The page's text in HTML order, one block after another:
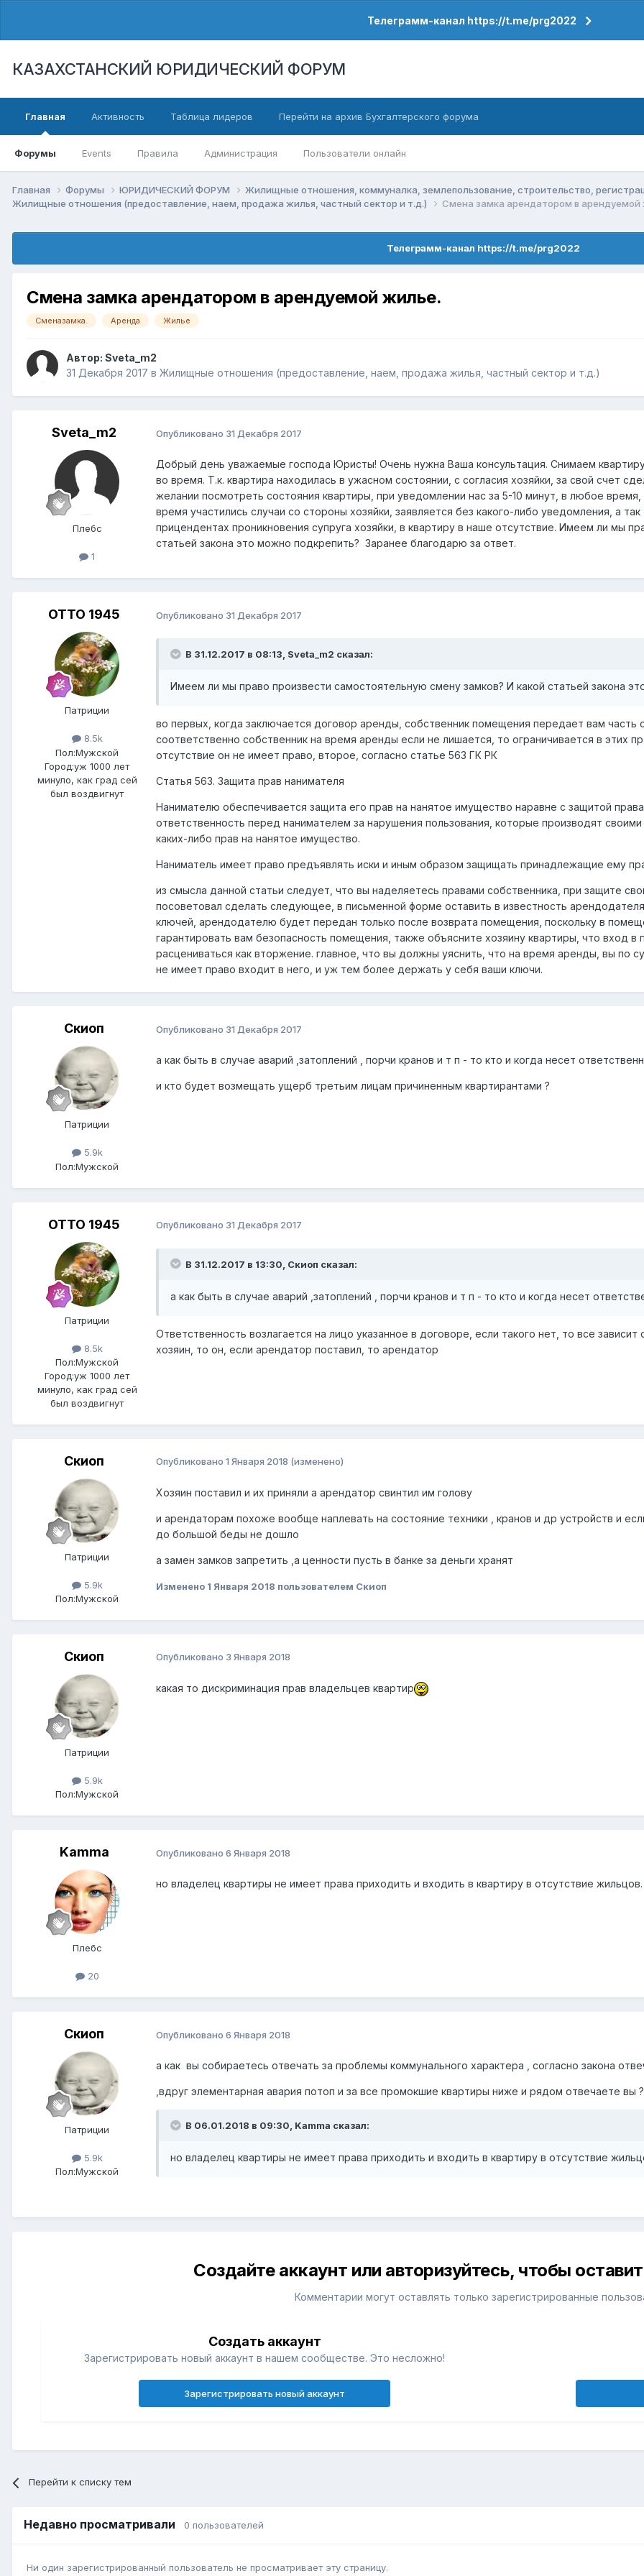
Телеграмм-канал https://t.me/prg2022
КАЗАХСТАНСКИЙ ЮРИДИЧЕСКИЙ ФОРУМ
Главная
Форумы Events Правила Администрация Пользователи онлайн
Активность Таблица лидеров Перейти на архив Бухгалтерского форума
Главная Форумы ЮРИДИЧЕСКИЙ ФОРУМ
Жилищные отношения, коммуналка, землепользование, строительство,
Жилищные отношения (предоставление, наем, продажа жилья, частный сектор и т.д.)
Смена замка арендатором в арендуемой
Телеграмм-канал https://t.me/prg2022
Смена замка арендатором в арендуемой жилье.
Сменазамка. Аренда Жилье
Автор: Sveta_m2
31 Декабря 2017 в Жилищные отношения (предоставление, наем, продажа жилья, частный сектор и т.д.)
Sveta_m2
Плебс
1
Опубликовано 31 Декабря 2017
Добрый день уважаемые господа Юристы! Очень нужна Ваша консультация. Снимаем
во время. Т.к. квартира находилась в ужасном состоянии, с согласия хозяйки, за свой счет
желании посмотреть состояния квартиры, при уведомлении нас за 5-10 минут, в любое
время участились случаи со стороны хозяйки, заявляется без какого-либо уведомления, а
прицендентах проникновения супруга хозяйки, в квартиру в наше отсутствие. Имеем ли мы
статьей закона это можно подкрепить? Заранее благодарю за ответ.
ОТТО 1945
Патриции
8.5k
Пол:Мужской
Город:уж 1000 лет
минуло, как град сей
был воздвигнут
Опубликовано 31 Декабря 2017
В 31.12.2017 в 08:13, Sveta_m2 сказал:
Имеем ли мы право произвести самостоятельную смену замков? И какой статьей закона
во первых, когда заключается договор аренды, собственник помещения передает вам часть
соответственно собственник на время аренды если не лишается, то ограничивается в этих
отсутствие он не имеет право, второе, согласно статье 563 ГК РК
Статья 563. Защита прав нанимателя
Нанимателю обеспечивается защита его прав на нанятое имущество наравне с защитой
ответственность перед нанимателем за нарушения пользования, которые производят
каких-либо прав на нанятое имущество.
Наниматель имеет право предъявлять иски и иным образом защищать принадлежащие ему
из смысла данной статьи следует, что вы наделяетесь правами собственника, при защите
посоветовал сделать следующее, в письменной форме оставить в известность
ключей, арендодателю будет передан только после возврата помещения, поскольку в
гарантировать вам безопасность помещения, также объясните хозяину квартиры, что вход
расцениваться как вторжение. главное, что вы должны уяснить, что на время аренды, вы по
не имеет право входит в него, и уж тем более держать у себя ваши ключи.
Скиоп
Патриции
5.9k
Пол:Мужской
Опубликовано 31 Декабря 2017
а как быть в случае аварий ,затоплений , порчи кранов и т п - то кто и когда несет
и кто будет возмещать ущерб третьим лицам причиненным квартирантами ?
ОТТО 1945
Патриции
8.5k
Пол:Мужской
Город:уж 1000 лет
минуло, как град сей
был воздвигнут
Опубликовано 31 Декабря 2017
В 31.12.2017 в 13:30, Скиоп сказал:
а как быть в случае аварий ,затоплений , порчи кранов и т п - то кто и когда несет
Ответственность возлагается на лицо указанное в договоре, если такого нет, то все
хозяин, то он, если арендатор поставил, то арендатор
Скиоп
Патриции
5.9k
Пол:Мужской
Опубликовано 1 Января 2018 (изменено)
Хозяин поставил и их приняли а арендатор свинтил им голову
и арендаторам похоже вообще наплевать на состояние техники , кранов и др устройств и
до большой беды не дошло
а замен замков запретить ,а ценности пусть в банке за деньги хранят
Изменено 1 Января 2018 пользователем Скиоп
Скиоп
Патриции
5.9k
Пол:Мужской
Опубликовано 3 Января 2018
какая то дискриминация прав владельцев квартир
Kamma
Плебс
20
Опубликовано 6 Января 2018
но владелец квартиры не имеет права приходить и входить в квартиру в отсутствие жильцов.
Скиоп
Патриции
5.9k
Пол:Мужской
Опубликовано 6 Января 2018
а как вы собираетесь отвечать за проблемы коммунального характера , согласно закона
,вдруг элементарная авария потоп и за все промокшие квартиры ниже и рядом отвечаете вы
В 06.01.2018 в 09:30, Kamma сказал:
но владелец квартиры не имеет права приходить и входить в квартиру в отсутствие
Создайте аккаунт или авторизуйтесь, чтобы
Комментарии могут оставлять только зарегистрированные
Создать аккаунт
Зарегистрировать новый аккаунт в нашем сообществе. Это несложно!
Зарегистрировать новый аккаунт
Перейти к списку тем
Недавно просматривали 0 пользователей
Ни один зарегистрированный пользователь не просматривает эту страницу.